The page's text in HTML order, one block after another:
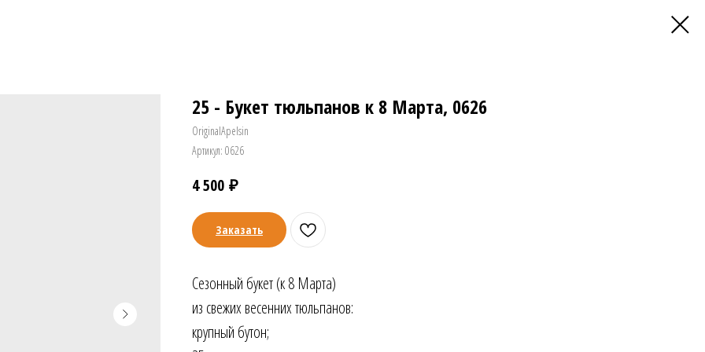
25 - Букет тюльпанов к 8 Марта, 0626
OriginalApelsin
Артикул: 0626
4 500 ₽
Заказать
Сезонный букет (к 8 Марта)
из свежих весенних тюльпанов:
крупный бутон;